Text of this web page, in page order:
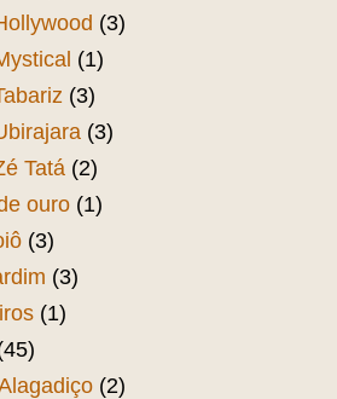
(3)
(1)
(3)
(3)
Tatá (2)
ouro (1)
(3)
(3)
(1)
(2)